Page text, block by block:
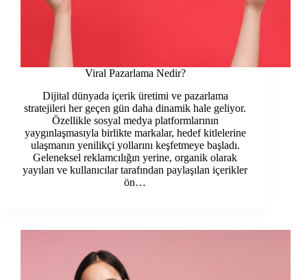
Viral Pazarlama Nedir?
Dijital dünyada içerik üretimi ve pazarlama
stratejileri her geçen gün daha dinamik hale geliyor.
Özellikle sosyal medya platformlarının
yaygınlaşmasıyla birlikte markalar, hedef kitlelerine
ulaşmanın yenilikçi yollarını keşfetmeye başladı.
Geleneksel reklamcılığın yerine, organik olarak
yayılan ve kullanıcılar tarafından paylaşılan içerikler
ön…